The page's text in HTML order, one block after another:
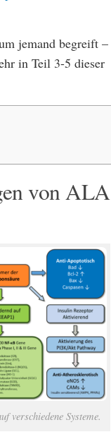
jemand begreift –
in Teil 3-5 dieser
von ALA
verschiedene Systeme.